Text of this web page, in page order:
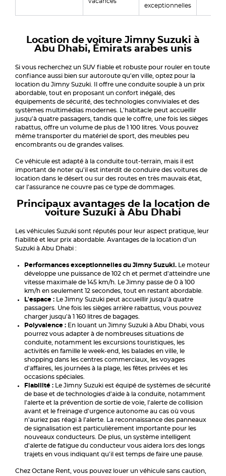
exceptionnelles
Location de voiture Jimny Suzuki à
Abu Dhabi, Émirats arabes unis
Si vous recherchez un SUV fiable et robuste pour rouler en toute
confiance aussi bien sur autoroute qu'en ville, optez pour la
location du Jimny Suzuki. Il offre une conduite souple à un prix
abordable, tout en proposant un confort inégalé, des
équipements de sécurité, des technologies conviviales et des
systèmes multimédias modernes. L'habitacle peut accueillir
jusqu'à quatre passagers, tandis que le coffre, une fois les sièges
rabattus, offre un volume de plus de 1 100 litres. Vous pouvez
même transporter du matériel de sport, des meubles peu
encombrants ou de grandes valises.
Ce véhicule est adapté à la conduite tout-terrain, mais il est
important de noter qu'il est interdit de conduire des voitures de
location dans le désert ou sur des routes en très mauvais état,
car l'assurance ne couvre pas ce type de dommages.
Principaux avantages de la location de
voiture Suzuki à Abu Dhabi
Les véhicules Suzuki sont réputés pour leur aspect pratique, leur
fiabilité et leur prix abordable. Avantages de la location d'un
Suzuki à Abu Dhabi :
Performances exceptionnelles du Jimny Suzuki.
Le moteur
développe une puissance de 102 ch et permet d'atteindre une
vitesse maximale de 145 km/h. Le Jimny passe de 0 à 100
km/h en seulement 12 secondes, tout en restant abordable.
L'espace :
Le Jimny Suzuki peut accueillir jusqu'à quatre
passagers. Une fois les sièges arrière rabattus, vous pouvez
charger jusqu'à 1 160 litres de bagages.
Polyvalence : En louant un Jimny Suzuki à Abu Dhabi, vous
pourrez vous adapter à de nombreuses situations de
conduite, notamment les excursions touristiques, les
activités en famille le week-end, les balades en ville, le
shopping dans les centres commerciaux, les voyages
d'affaires, les journées à la plage, les fêtes privées et les
occasions spéciales.
Fiabilité :
Le Jimny Suzuki est équipé de systèmes de sécurité
de base et de technologies d'aide à la conduite, notamment
l'alerte et la prévention de sortie de voie, l'alerte de collision
avant et le freinage d'urgence autonome au cas où vous
n'auriez pas réagi à l'alerte. La reconnaissance des panneaux
de signalisation est particulièrement importante pour les
nouveaux conducteurs. De plus, un système intelligent
d'alerte de fatigue du conducteur vous aidera lors des longs
trajets en vous indiquant qu'il est temps de faire une pause.
Chez Octane Rent, vous pouvez louer un véhicule sans caution,